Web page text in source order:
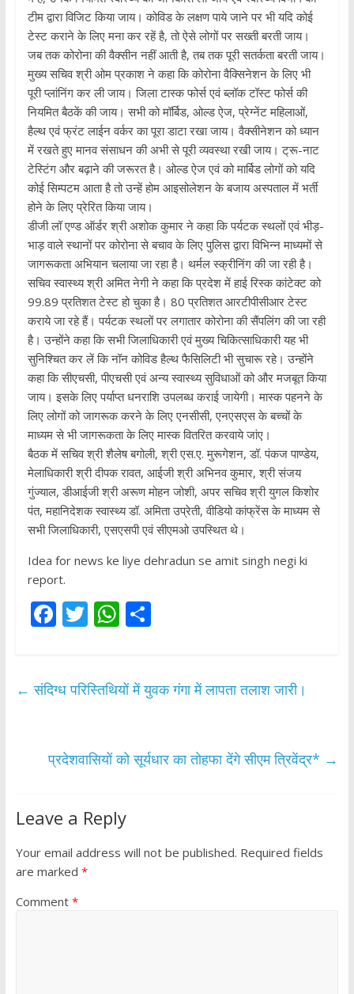
टीम द्वारा विजिट किया जाय। कोविड के लक्षण पाये जाने पर भी यदि कोई
टेस्ट कराने के लिए मना कर रहें है, तो ऐसे लोगों पर सख्ती बरती जाय।
जब तक कोरोना की वैक्सीन नहीं आती है, तब तक पूरी सतर्कता बरती जाय।
मुख्य सचिव श्री ओम प्रकाश ने कहा कि कोरोना वैक्सिनेशन के लिए भी
पूरी प्लांनिंग कर ली जाय। जिला टास्क फोर्स एवं ब्लॉक टॉस्ट फोर्स की
नियमित बैठकें की जाय। सभी को मॉर्बिड, ओल्ड ऐज, प्रेग्नेंट महिलाओं,
हैल्थ एवं फ्रंट लाईन वर्कर का पूरा डाटा रखा जाय। वैक्सीनेशन को ध्यान
में रखते हुए मानव संसाधन की अभी से पूरी व्यवस्था रखी जाय। ट्रू-नाट
टेस्टिंग और बढ़ाने की जरूरत है। ओल्ड ऐज एवं को मार्बिड लोगों को यदि
कोई सिम्पटम आता है तो उन्हें होम आइसोलेशन के बजाय अस्पताल में भर्ती
होने के लिए प्रेरित किया जाय।
डीजी लॉ एण्ड ऑर्डर श्री अशोक कुमार ने कहा कि पर्यटक स्थलों एवं भीड़-
भाड़ वाले स्थानों पर कोरोना से बचाव के लिए पुलिस द्वारा विभिन्न माध्यमों से
जागरूकता अभियान चलाया जा रहा है। थर्मल स्क्रीनिंग की जा रही है।
सचिव स्वास्थ्य श्री अमित नेगी ने कहा कि प्रदेश में हाई रिस्क कांटेक्ट को
99.89 प्रतिशत टेस्ट हो चुका है। 80 प्रतिशत आरटीपीसीआर टेस्ट
कराये जा रहे हैं। पर्यटक स्थलों पर लगातार कोरोना की सैंपलिंग की जा रही
है। उन्होंने कहा कि सभी जिलाधिकारी एवं मुख्य चिकित्साधिकारी यह भी
सुनिश्चित कर लें कि नॉन कोविड हैल्थ फैसिलिटी भी सुचारू रहे। उन्होंने
कहा कि सीएचसी, पीएचसी एवं अन्य स्वास्थ्य सुविधाओं को और मजबूत किया
जाय। इसके लिए पर्याप्त धनराशि उपलब्ध कराई जायेगी। मास्क पहनने के
लिए लोगों को जागरूक करने के लिए एनसीसी, एनएसएस के बच्चों के
माध्यम से भी जागरूकता के लिए मास्क वितरित करवाये जांए।
बैठक में सचिव श्री शैलेष बगोली, श्री एस.ए. मुरूगेशन, डॉ. पंकज पाण्डेय,
मेलाधिकारी श्री दीपक रावत, आईजी श्री अभिनव कुमार, श्री संजय
गुंज्याल, डीआईजी श्री अरूण मोहन जोशी, अपर सचिव श्री युगल किशोर
पंत, महानिदेशक स्वास्थ्य डॉ. अमिता उप्रेती, वीडियो कांफ्रेंस के माध्यम से
सभी जिलाधिकारी, एसएसपी एवं सीएमओ उपस्थित थे।
Idea for news ke liye dehradun se amit singh negi ki
report.
F
b
k
T
er
W
s
p
S
e
← संदिग्ध परिस्तिथियों में युवक गंगा में लापता तलाश जारी।
प्रदेशवासियों को सूर्यधार का तोहफा देंगे सीएम त्रिवेंद्र* →
Leave a Reply
Your email address will not be published. Required fields
are marked *
Comment *